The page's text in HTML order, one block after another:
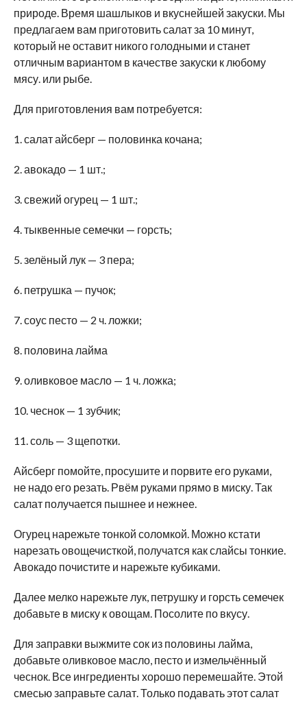
природе. Время шашлыков и вкуснейшей закуски. Мы
предлагаем вам приготовить салат за 10 минут,
который не оставит никого голодными и станет
отличным вариантом в качестве закуски к любому
мясу. или рыбе.
Для приготовления вам потребуется:
1. салат айсберг — половинка кочана;
2. авокадо — 1 шт.;
3. свежий огурец — 1 шт.;
4. тыквенные семечки — горсть;
5. зелёный лук — 3 пера;
6. петрушка — пучок;
7. соус песто — 2 ч. ложки;
8. половина лайма
9. оливковое масло — 1 ч. ложка;
10. чеснок — 1 зубчик;
11. соль — 3 щепотки.
Айсберг помойте, просушите и порвите его руками,
не надо его резать. Рвём руками прямо в миску. Так
салат получается пышнее и нежнее.
Огурец нарежьте тонкой соломкой. Можно кстати
нарезать овощечисткой, получатся как слайсы тонкие.
Авокадо почистите и нарежьте кубиками.
Далее мелко нарежьте лук, петрушку и горсть семечек
добавьте в миску к овощам. Посолите по вкусу.
Для заправки выжмите сок из половины лайма,
добавьте оливковое масло, песто и измельчённый
чеснок. Все ингредиенты хорошо перемешайте. Этой
смесью заправьте салат. Только подавать этот салат